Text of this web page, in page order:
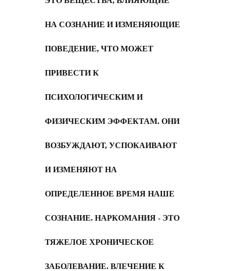
НА СОЗНАНИЕ И ИЗМЕНЯЮЩИЕ
ПОВЕДЕНИЕ, ЧТО МОЖЕТ
ПРИВЕСТИ К
ПСИХОЛОГИЧЕСКИМ И
ФИЗИЧЕСКИМ ЭФФЕКТАМ. ОНИ
ВОЗБУЖДАЮТ, УСПОКАИВАЮТ
И ИЗМЕНЯЮТ НА
ОПРЕДЕЛЕННОЕ ВРЕМЯ НАШЕ
СОЗНАНИЕ. НАРКОМАНИЯ - ЭТО
ТЯЖЕЛОЕ ХРОНИЧЕСКОЕ
ЗАБОЛЕВАНИЕ. ВЛЕЧЕНИЕ К